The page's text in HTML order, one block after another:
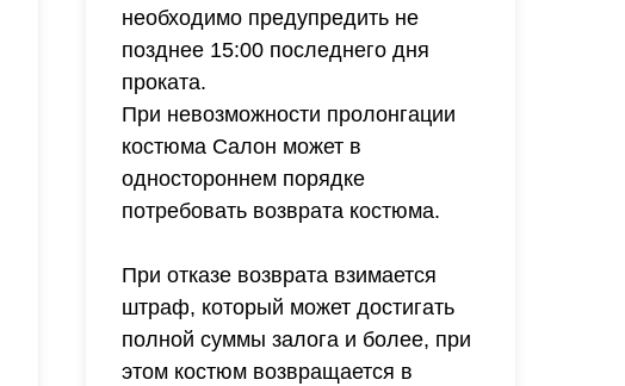
необходимо предупредить не
позднее 15:00 последнего дня
проката.
При невозможности пролонгации
костюма Салон может в
одностороннем порядке
потребовать возврата костюма.
При отказе возврата взимается
штраф, который может достигать
полной суммы залога и более, при
этом костюм возвращается в